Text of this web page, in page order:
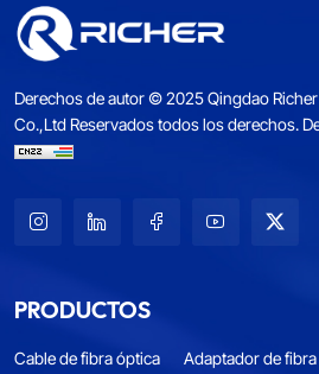
Derechos de autor © 2025 Qingdao
Co.,Ltd Reservados todos los derechos.
PRODUCTOS
Cable de fibra óptica
Adaptador de